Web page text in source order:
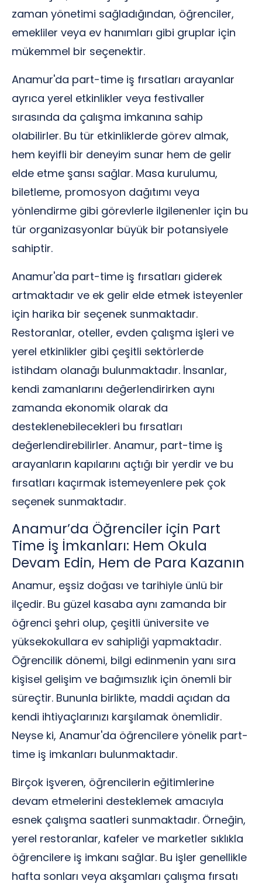
zaman yönetimi sağladığından, öğrenciler,
emekliler veya ev hanımları gibi gruplar için
mükemmel bir seçenektir.
Anamur'da part-time iş fırsatları arayanlar
ayrıca yerel etkinlikler veya festivaller
sırasında da çalışma imkanına sahip
olabilirler. Bu tür etkinliklerde görev almak,
hem keyifli bir deneyim sunar hem de gelir
elde etme şansı sağlar. Masa kurulumu,
biletleme, promosyon dağıtımı veya
yönlendirme gibi görevlerle ilgilenenler için bu
tür organizasyonlar büyük bir potansiyele
sahiptir.
Anamur'da part-time iş fırsatları giderek
artmaktadır ve ek gelir elde etmek isteyenler
için harika bir seçenek sunmaktadır.
Restoranlar, oteller, evden çalışma işleri ve
yerel etkinlikler gibi çeşitli sektörlerde
istihdam olanağı bulunmaktadır. İnsanlar,
kendi zamanlarını değerlendirirken aynı
zamanda ekonomik olarak da
desteklenebilecekleri bu fırsatları
değerlendirebilirler. Anamur, part-time iş
arayanların kapılarını açtığı bir yerdir ve bu
fırsatları kaçırmak istemeyenlere pek çok
seçenek sunmaktadır.
Anamur’da Öğrenciler için Part
Time İş İmkanları: Hem Okula
Devam Edin, Hem de Para Kazanın
Anamur, eşsiz doğası ve tarihiyle ünlü bir
ilçedir. Bu güzel kasaba aynı zamanda bir
öğrenci şehri olup, çeşitli üniversite ve
yüksekokullara ev sahipliği yapmaktadır.
Öğrencilik dönemi, bilgi edinmenin yanı sıra
kişisel gelişim ve bağımsızlık için önemli bir
süreçtir. Bununla birlikte, maddi açıdan da
kendi ihtiyaçlarınızı karşılamak önemlidir.
Neyse ki, Anamur'da öğrencilere yönelik part-
time iş imkanları bulunmaktadır.
Birçok işveren, öğrencilerin eğitimlerine
devam etmelerini desteklemek amacıyla
esnek çalışma saatleri sunmaktadır. Örneğin,
yerel restoranlar, kafeler ve marketler sıklıkla
öğrencilere iş imkanı sağlar. Bu işler genellikle
hafta sonları veya akşamları çalışma fırsatı